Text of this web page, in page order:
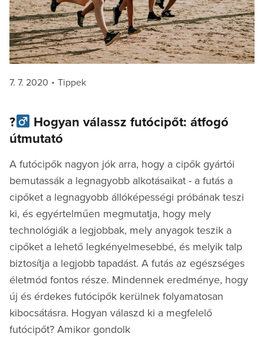
Posted
7. 7. 2020 Categories
Tippek
?‍
Hogyan válassz futócipőt: átfogó
útmutató
A futócipők nagyon jók arra, hogy a cipők gyártói
bemutassák a legnagyobb alkotásaikat - a futás a
cipőket a legnagyobb állóképességi próbának teszi
ki, és egyértelműen megmutatja, hogy mely
technológiák a legjobbak, mely anyagok teszik a
cipőket a lehető legkényelmesebbé, és melyik talp
biztosítja a legjobb tapadást. A futás az egészséges
életmód fontos része. Mindennek eredménye, hogy
új és érdekes futócipők kerülnek folyamatosan
kibocsátásra. Hogyan válaszd ki a megfelelő
futócipőt? Amikor gondolk